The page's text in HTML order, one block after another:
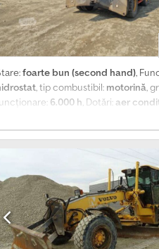
foarte bun (second hand),
, tip combustibil: motorină,
6.000 h, Dotări: aer
6000 de ore de funcționare Date
centralizat Cabină cu aer